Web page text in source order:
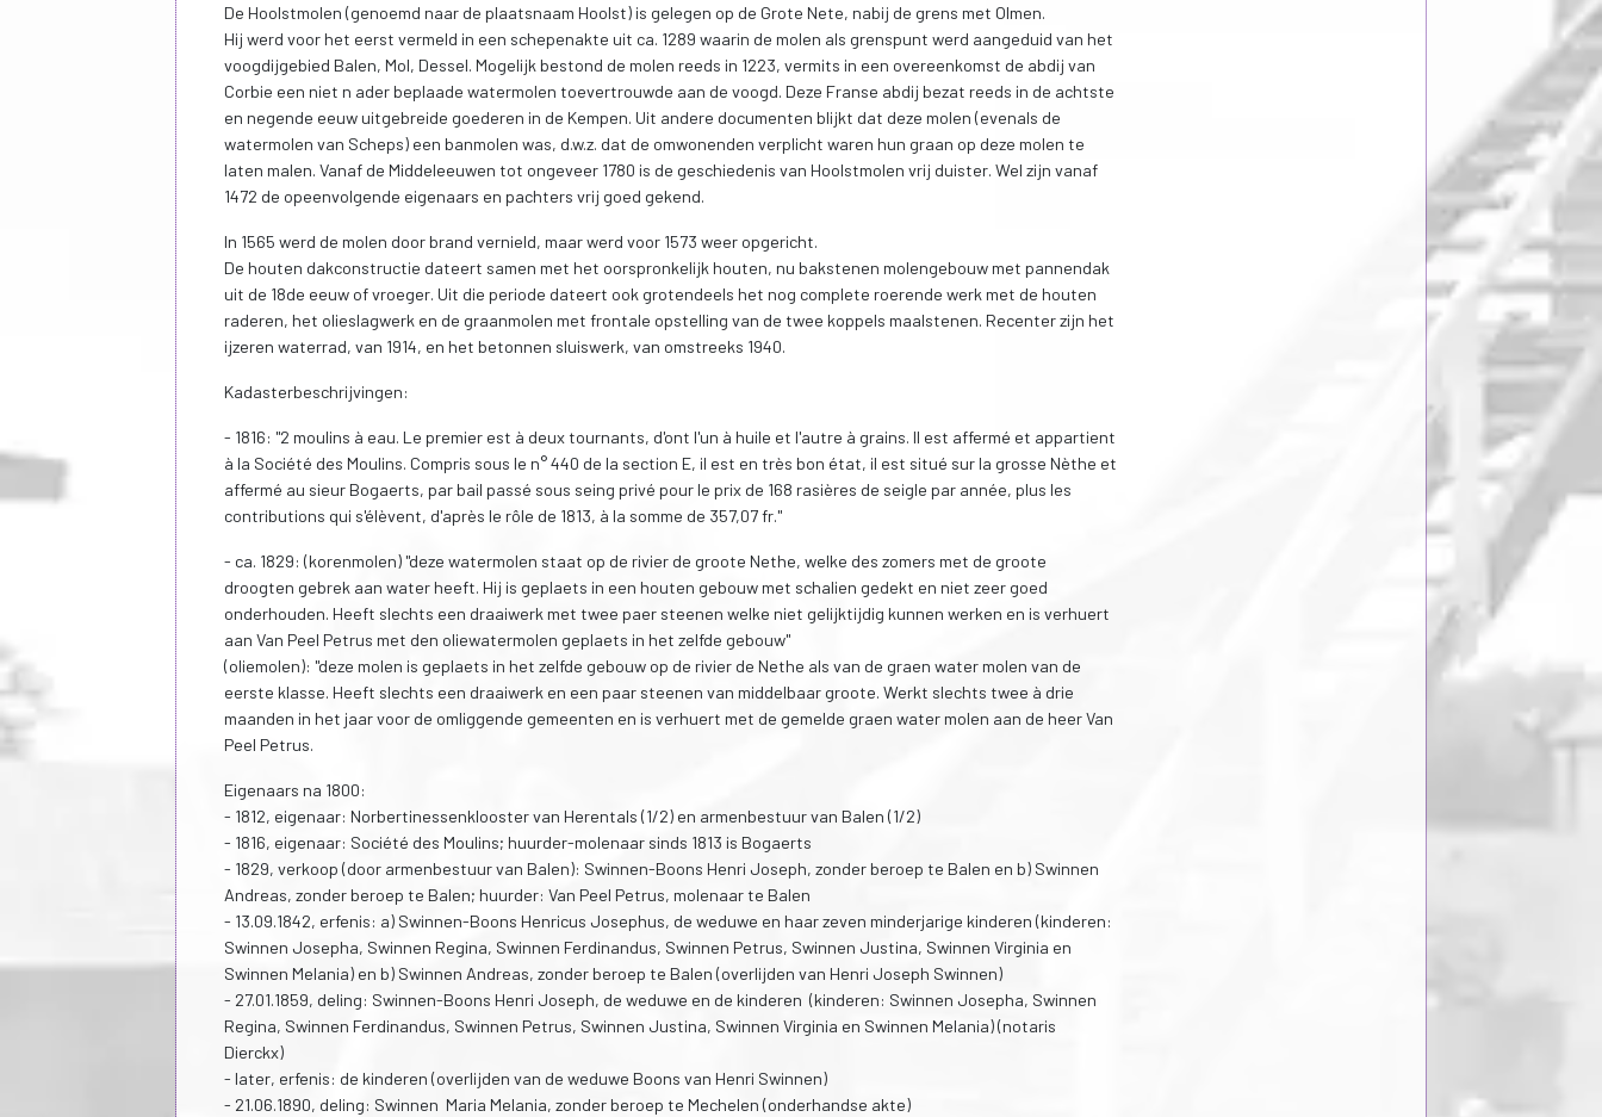
De Hoolstmolen (genoemd naar de plaatsnaam Hoolst) is gelegen op de Grote Nete, nabij de grens met Olmen.
Hij werd voor het eerst vermeld in een schepenakte uit ca. 1289 waarin de molen als grenspunt werd aangeduid van het
voogdijgebied Balen, Mol, Dessel. Mogelijk bestond de molen reeds in 1223, vermits in een overeenkomst de abdij van
Corbie een niet n ader beplaade watermolen toevertrouwde aan de voogd. Deze Franse abdij bezat reeds in de achtste
en negende eeuw uitgebreide goederen in de Kempen. Uit andere documenten blijkt dat deze molen (evenals de
watermolen van Scheps) een banmolen was, d.w.z. dat de omwonenden verplicht waren hun graan op deze molen te
laten malen. Vanaf de Middeleeuwen tot ongeveer 1780 is de geschiedenis van Hoolstmolen vrij duister. Wel zijn vanaf
1472 de opeenvolgende eigenaars en pachters vrij goed gekend.
In 1565 werd de molen door brand vernield, maar werd voor 1573 weer opgericht.
De houten dakconstructie dateert samen met het oorspronkelijk houten, nu bakstenen molengebouw met pannendak
uit de 18de eeuw of vroeger. Uit die periode dateert ook grotendeels het nog complete roerende werk met de houten
raderen, het olieslagwerk en de graanmolen met frontale opstelling van de twee koppels maalstenen. Recenter zijn het
ijzeren waterrad, van 1914, en het betonnen sluiswerk, van omstreeks 1940.
Kadasterbeschrijvingen:
- 1816: "2 moulins à eau. Le premier est à deux tournants, d'ont l'un à huile et l'autre à grains. Il est affermé et appartient
à la Société des Moulins. Compris sous le n° 440 de la section E, il est en très bon état, il est situé sur la grosse Nèthe et
affermé au sieur Bogaerts, par bail passé sous seing privé pour le prix de 168 rasières de seigle par année, plus les
contributions qui s'élèvent, d'après le rôle de 1813, à la somme de 357,07 fr."
- ca. 1829: (korenmolen) "deze watermolen staat op de rivier de groote Nethe, welke des zomers met de groote
droogten gebrek aan water heeft. Hij is geplaets in een houten gebouw met schalien gedekt en niet zeer goed
onderhouden. Heeft slechts een draaiwerk met twee paer steenen welke niet gelijktijdig kunnen werken en is verhuert
aan Van Peel Petrus met den oliewatermolen geplaets in het zelfde gebouw"
(oliemolen): "deze molen is geplaets in het zelfde gebouw op de rivier de Nethe als van de graen water molen van de
eerste klasse. Heeft slechts een draaiwerk en een paar steenen van middelbaar groote. Werkt slechts twee à drie
maanden in het jaar voor de omliggende gemeenten en is verhuert met de gemelde graen water molen aan de heer Van
Peel Petrus.
Eigenaars na 1800:
- 1812, eigenaar: Norbertinessenklooster van Herentals (1/2) en armenbestuur van Balen (1/2)
- 1816, eigenaar: Société des Moulins; huurder-molenaar sinds 1813 is Bogaerts
- 1829, verkoop (door armenbestuur van Balen): Swinnen-Boons Henri Joseph, zonder beroep te Balen en b) Swinnen
Andreas, zonder beroep te Balen; huurder: Van Peel Petrus, molenaar te Balen
- 13.09.1842, erfenis: a) Swinnen-Boons Henricus Josephus, de weduwe en haar zeven minderjarige kinderen (kinderen:
Swinnen Josepha, Swinnen Regina, Swinnen Ferdinandus, Swinnen Petrus, Swinnen Justina, Swinnen Virginia en
Swinnen Melania) en b) Swinnen Andreas, zonder beroep te Balen (overlijden van Henri Joseph Swinnen)
- 27.01.1859, deling: Swinnen-Boons Henri Joseph, de weduwe en de kinderen (kinderen: Swinnen Josepha, Swinnen
Regina, Swinnen Ferdinandus, Swinnen Petrus, Swinnen Justina, Swinnen Virginia en Swinnen Melania) (notaris
Dierckx)
- later, erfenis: de kinderen (overlijden van de weduwe Boons van Henri Swinnen)
- 21.06.1890, deling: Swinnen Maria Melania, zonder beroep te Mechelen (onderhandse akte)